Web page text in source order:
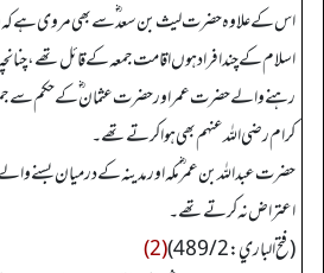
اس کے علاوہ حضرت لیث بن سعد ؓ سے بھی مروی ہے کہ
اسلام کے چند افراد ہوں اقامت جمعہ کے قائل تھے،
رہنے والے حضرت عمر اور حضرت عثمان ؓ کے حکم سے
کرام رضی اللہ عنہم بھی ہوا کرتے تھے۔
حضرت عبداللہ بن عمر ؓ مکہ اور مدینہ کے درمیان بسنے والے
اعتراض نہ کرتے تھے۔
(فتح الباري: 489/2)
(2)